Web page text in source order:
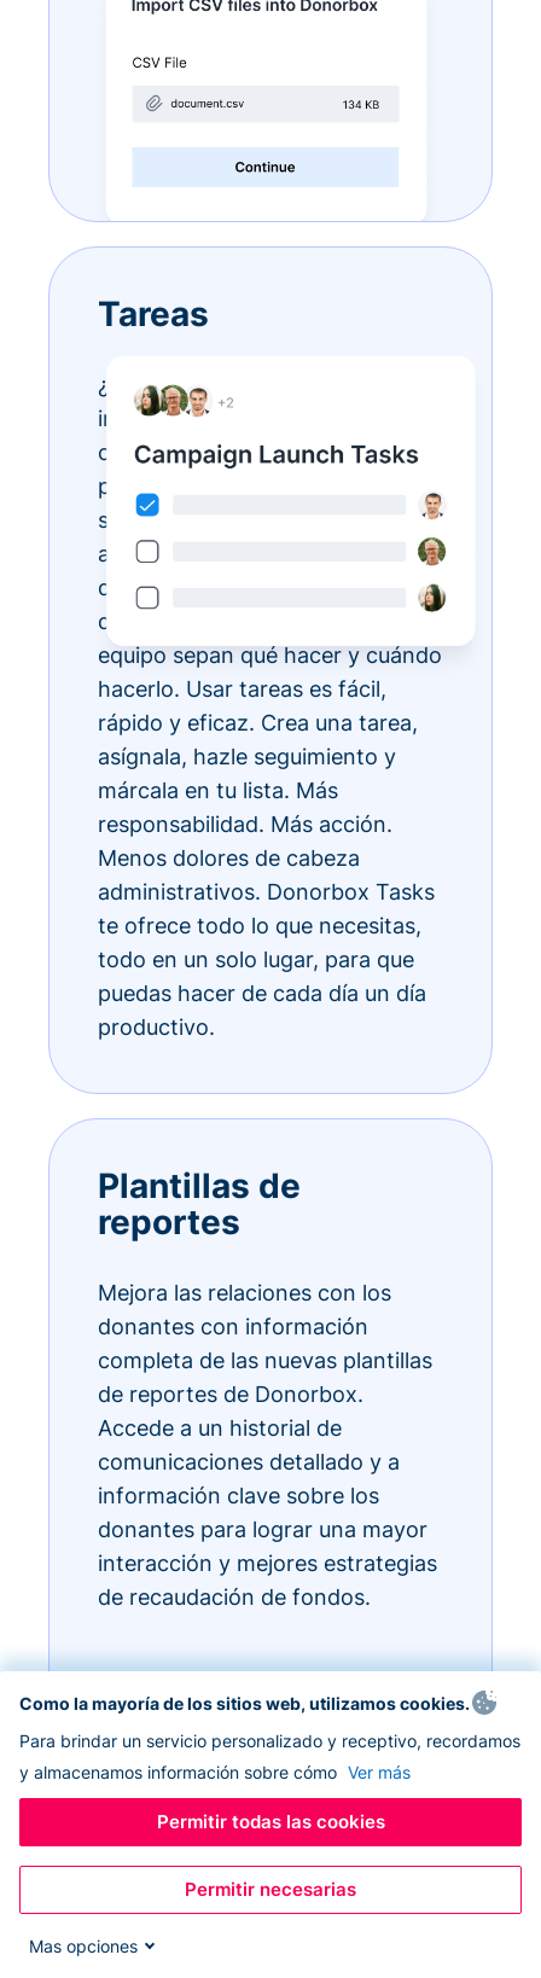
Tareas
¿Tienes listas de tareas
interminables? Hazlas realidad
con Donorbox Tasks. Ahora
puedes organizar, priorizar y
simplificar todas tus tareas
administrativas diarias, todo
dentro del ecosistema CRM, para
que todos los miembros de tu
equipo sepan qué hacer y cuándo
hacerlo. Usar tareas es fácil,
rápido y eficaz. Crea una tarea,
asígnala, hazle seguimiento y
márcala en tu lista. Más
responsabilidad. Más acción.
Menos dolores de cabeza
administrativos. Donorbox Tasks
te ofrece todo lo que necesitas,
todo en un solo lugar, para que
puedas hacer de cada día un día
productivo.
Plantillas de
reportes
Mejora las relaciones con los
donantes con información
completa de las nuevas plantillas
de reportes de Donorbox.
Accede a un historial de
comunicaciones detallado y a
información clave sobre los
donantes para lograr una mayor
interacción y mejores estrategias
de recaudación de fondos.
Como la mayoría de los sitios web, utilizamos cookies.
Para brindar un servicio personalizado y receptivo, recordamos
y almacenamos información sobre cómo Ver más
Permitir todas las cookies
Permitir necesarias
Mas opciones